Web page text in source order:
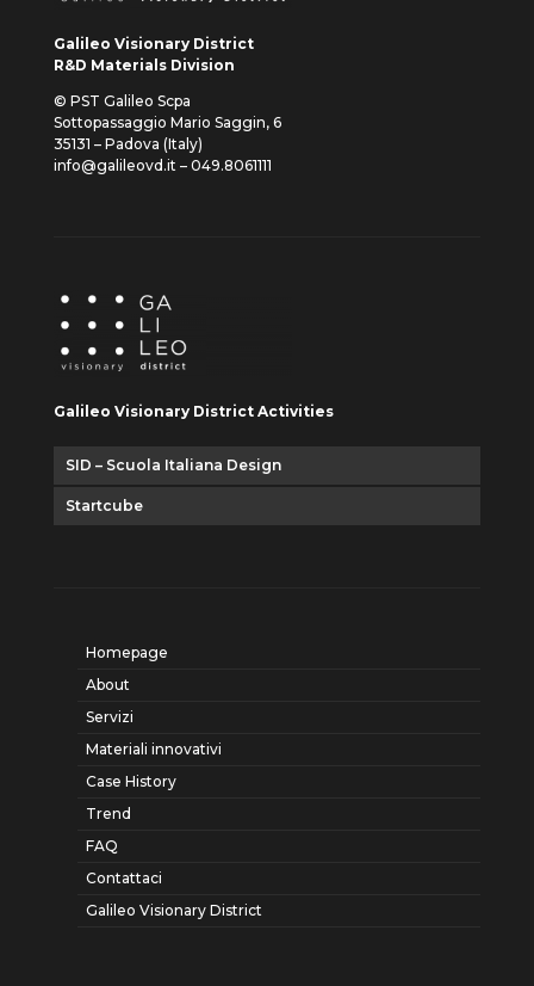
Galileo Visionary District
R&D Materials Division
© PST Galileo Scpa
Sottopassaggio Mario Saggin, 6
35131 – Padova (Italy)
info@galileovd.it – 049.8061111
Galileo Visionary District Activities
SID – Scuola Italiana Design
Startcube
Homepage
About
Servizi
Materiali innovativi
Case History
Trend
FAQ
Contattaci
Galileo Visionary District